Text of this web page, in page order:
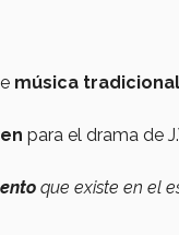
música tradicional
para el drama de
que existe en el